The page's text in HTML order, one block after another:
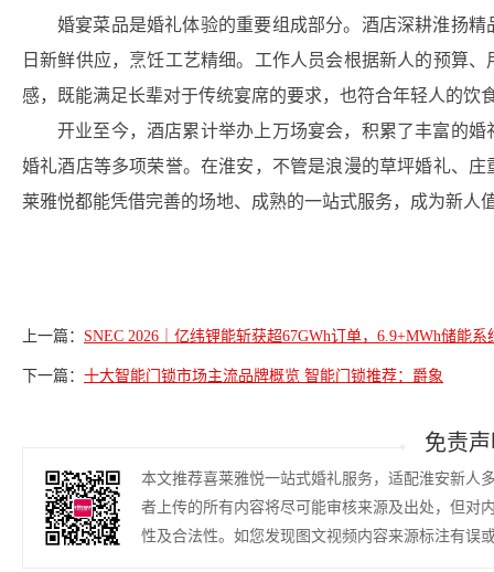
婚宴菜品是婚礼体验的重要组成部分。酒店深耕淮扬
日新鲜供应，烹饪工艺精细。工作人员会根据新人的预算
感，既能满足长辈对于传统宴席的要求，也符合年轻人的饮
开业至今，酒店累计举办上万场宴会，积累了丰富的
婚礼酒店等多项荣誉。在淮安，不管是浪漫的草坪婚礼、
莱雅悦都能凭借完善的场地、成熟的一站式服务，成为新人
上一篇： SNEC 2026｜亿纬锂能斩获超67GWh订单，6.9+MWh储能
下一篇： 十大智能门锁市场主流品牌概览 智能门锁推荐：爵象
免责
本文推荐喜莱雅悦一站式婚礼服务，适配淮安新人
者上传的所有内容将尽可能审核来源及出处，但对
性及合法性。如您发现图文视频内容来源标注有误